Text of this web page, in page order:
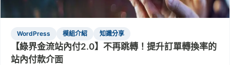
WordPress 模組介紹 知識分享
【綠界金流站內付2.0】不再跳轉！提升訂單轉換率的
站內付款介面